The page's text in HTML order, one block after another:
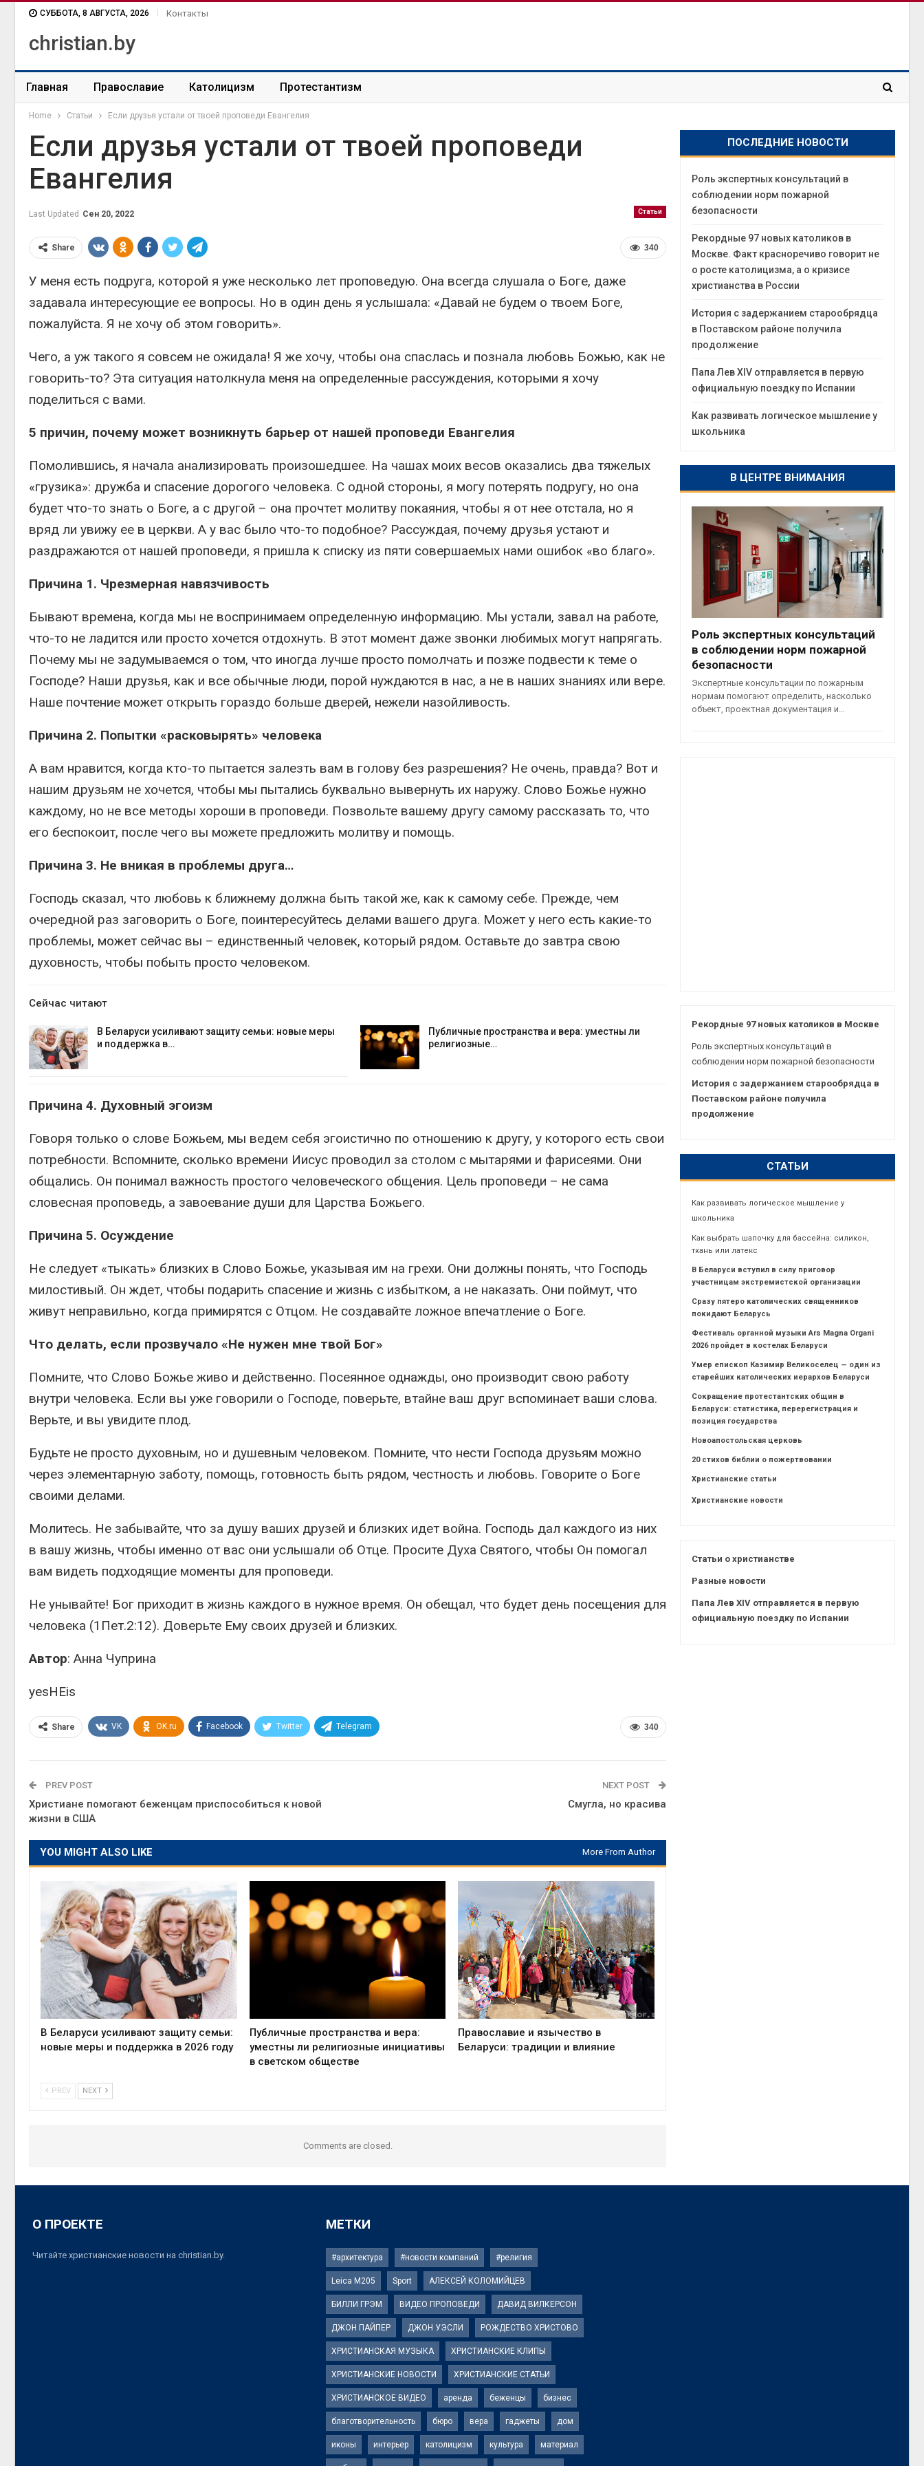
СУББОТА, 8 АВГУСТА, 2026 Контакты
christian.by
Главная Православие Католицизм Протестантизм
Home Статьи Если друзья устали от твоей проповеди Евангелия
Если друзья устали от твоей проповеди
Евангелия
Статьи
Last Updated Сен 20, 2022
340
Share
У меня есть подруга, которой я уже несколько лет проповедую. Она всегда слушала о Боге, даже
задавала интересующие ее вопросы. Но в один день я услышала: «Давай не будем о твоем Боге,
пожалуйста. Я не хочу об этом говорить».
Чего, а уж такого я совсем не ожидала! Я же хочу, чтобы она спаслась и познала любовь Божью, как не
говорить-то? Эта ситуация натолкнула меня на определенные рассуждения, которыми я хочу
поделиться с вами.
5 причин, почему может возникнуть барьер от нашей проповеди Евангелия
Помолившись, я начала анализировать произошедшее. На чашах моих весов оказались два тяжелых
«грузика»: дружба и спасение дорогого человека. С одной стороны, я могу потерять подругу, но она
будет что-то знать о Боге, а с другой – она прочтет молитву покаяния, чтобы я от нее отстала, но я
вряд ли увижу ее в церкви. А у вас было что-то подобное? Рассуждая, почему друзья устают и
раздражаются от нашей проповеди, я пришла к списку из пяти совершаемых нами ошибок «во благо».
Причина 1. Чрезмерная навязчивость
Бывают времена, когда мы не воспринимаем определенную информацию. Мы устали, завал на работе,
что-то не ладится или просто хочется отдохнуть. В этот момент даже звонки любимых могут напрягать.
Почему мы не задумываемся о том, что иногда лучше просто помолчать и позже подвести к теме о
Господе? Наши друзья, как и все обычные люди, порой нуждаются в нас, а не в наших знаниях или вере.
Наше почтение может открыть гораздо больше дверей, нежели назойливость.
Причина 2. Попытки «расковырять» человека
А вам нравится, когда кто-то пытается залезть вам в голову без разрешения? Не очень, правда? Вот и
нашим друзьям не хочется, чтобы мы пытались буквально вывернуть их наружу. Слово Божье нужно
каждому, но не все методы хороши в проповеди. Позвольте вашему другу самому рассказать то, что
его беспокоит, после чего вы можете предложить молитву и помощь.
Причина 3. Не вникая в проблемы друга…
Господь сказал, что любовь к ближнему должна быть такой же, как к самому себе. Прежде, чем
очередной раз заговорить о Боге, поинтересуйтесь делами вашего друга. Может у него есть какие-то
проблемы, может сейчас вы – единственный человек, который рядом. Оставьте до завтра свою
духовность, чтобы побыть просто человеком.
Сейчас читают
В Беларуси усиливают защиту семьи: новые меры
и поддержка в…
Публичные пространства и вера: уместны ли
религиозные…
Причина 4. Духовный эгоизм
Говоря только о слове Божьем, мы ведем себя эгоистично по отношению к другу, у которого есть свои
потребности. Вспомните, сколько времени Иисус проводил за столом с мытарями и фарисеями. Они
общались. Он понимал важность простого человеческого общения. Цель проповеди – не сама
словесная проповедь, а завоевание души для Царства Божьего.
Причина 5. Осуждение
Не следует «тыкать» близких в Слово Божье, указывая им на грехи. Они должны понять, что Господь
милостивый. Он ждет, чтобы подарить спасение и жизнь с избытком, а не наказать. Они поймут, что
живут неправильно, когда примирятся с Отцом. Не создавайте ложное впечатление о Боге.
Что делать, если прозвучало «Не нужен мне твой Бог»
Помните, что Слово Божье живо и действенно. Посеянное однажды, оно производит свою работу
внутри человека. Если вы уже говорили о Господе, поверьте, втайне ваш друг вспоминает ваши слова.
Верьте, и вы увидите плод.
Будьте не просто духовным, но и душевным человеком. Помните, что нести Господа друзьям можно
через элементарную заботу, помощь, готовность быть рядом, честность и любовь. Говорите о Боге
своими делами.
Молитесь. Не забывайте, что за душу ваших друзей и близких идет война. Господь дал каждого из них
в вашу жизнь, чтобы именно от вас они услышали об Отце. Просите Духа Святого, чтобы Он помогал
вам видеть подходящие моменты для проповеди.
Не унывайте! Бог приходит в жизнь каждого в нужное время. Он обещал, что будет день посещения для
человека (1Пет.2:12). Доверьте Ему своих друзей и близких.
Автор: Анна Чуприна
yesHEis
340
Share VK OK.ru Facebook Twitter Telegram
PREV POST
Христиане помогают беженцам приспособиться к новой
жизни в США
NEXT POST
Смугла, но красива
YOU MIGHT ALSO LIKE More From Author
В Беларуси усиливают защиту семьи:
новые меры и поддержка в 2026 году
Публичные пространства и вера:
уместны ли религиозные инициативы
в светском обществе
Православие и язычество в
Беларуси: традиции и влияние
PREV NEXT
Comments are closed.
ПОСЛЕДНИЕ НОВОСТИ
Роль экспертных консультаций в
соблюдении норм пожарной
безопасности
Рекордные 97 новых католиков в
Москве. Факт красноречиво говорит не
о росте католицизма, а о кризисе
христианства в России
История с задержанием старообрядца
в Поставском районе получила
продолжение
Папа Лев XIV отправляется в первую
официальную поездку по Испании
Как развивать логическое мышление у
школьника
В ЦЕНТРЕ ВНИМАНИЯ
Роль экспертных консультаций
в соблюдении норм пожарной
безопасности
Экспертные консультации по пожарным
нормам помогают определить, насколько
объект, проектная документация и…
Рекордные 97 новых католиков в Москве
Роль экспертных консультаций в
соблюдении норм пожарной безопасности
История с задержанием старообрядца в
Поставском районе получила
продолжение
СТАТЬИ
Как развивать логическое мышление у
школьника
Как выбрать шапочку для бассейна: силикон,
ткань или латекс
В Беларуси вступил в силу приговор
участницам экстремистской организации
Сразу пятеро католических священников
покидают Беларусь
Фестиваль органной музыки Ars Magna Organi
2026 пройдет в костелах Беларуси
Умер епископ Казимир Великоселец — один из
старейших католических иерархов Беларуси
Сокращение протестантских общин в
Беларуси: статистика, перерегистрация и
позиция государства
Новоапостольская церковь
20 стихов библии о пожертвовании
Христианские статьи
Христианские новости
Статьи о христианстве
Разные новости
Папа Лев XIV отправляется в первую
официальную поездку по Испании
О ПРОЕКТЕ
Читайте христианские новости на christian.by.
МЕТКИ
#архитектура #новости компаний #религия
Leica M205 Sport АЛЕКСЕЙ КОЛОМИЙЦЕВ
БИЛЛИ ГРЭМ ВИДЕО ПРОПОВЕДИ ДАВИД ВИЛКЕРСОН
ДЖОН ПАЙПЕР ДЖОН УЭСЛИ РОЖДЕСТВО ХРИСТОВО
ХРИСТИАНСКАЯ МУЗЫКА ХРИСТИАНСКИЕ КЛИПЫ
ХРИСТИАНСКИЕ НОВОСТИ ХРИСТИАНСКИЕ СТАТЬИ
ХРИСТИАНСКОЕ ВИДЕО аренда беженцы бизнес
благотворительность бюро вера гаджеты дом
иконы интерьер католицизм культура материал